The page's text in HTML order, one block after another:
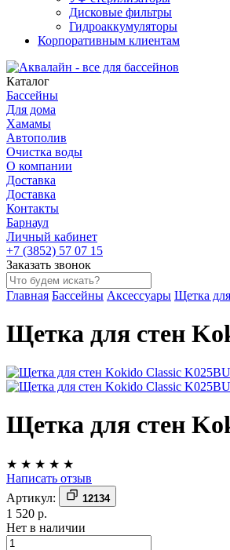
Дисковые фильтры
Гидроаккумуляторы
Корпоративным клиентам
Каталог
Бассейны
Для дома
Хамамы
Автополив
Очистка воды
О компании
Доставка
Доставка
Контакты
Барнаул
Личный кабинет
+7 (3852) 57 07 15
Заказать звонок
Главная Бассейны Аксессуары Щетка
Щетка для стен
Щетка для стен
★ ★ ★ ★ ★
Написать отзыв
Артикул:
12134
1 520 р.
Нет в наличии